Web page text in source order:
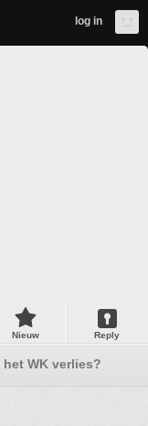
log in
Nieuw Reply
WK verlies?